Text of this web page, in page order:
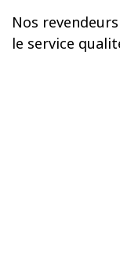
Nos
le service